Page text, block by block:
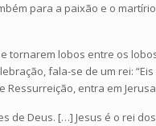
para a paixão e o
tornarem lobos entre os
fala-se de um rei:
entra em
de Deus. […] Jesus é o rei